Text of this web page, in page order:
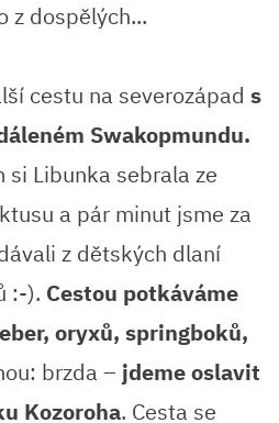
z dospělých...
cestu na severozápad s
Swakopmundu.
Libunka sebrala ze
a pár minut jsme za
z dětských dlaní
:-). Cestou potkáváme
oryxů, springboků,
brzda – jdeme oslavit
Kozoroha. Cesta se